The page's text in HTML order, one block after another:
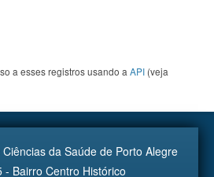
a esses registros usando a API (veja
da Saúde de Porto Alegre
Bairro Centro Histórico